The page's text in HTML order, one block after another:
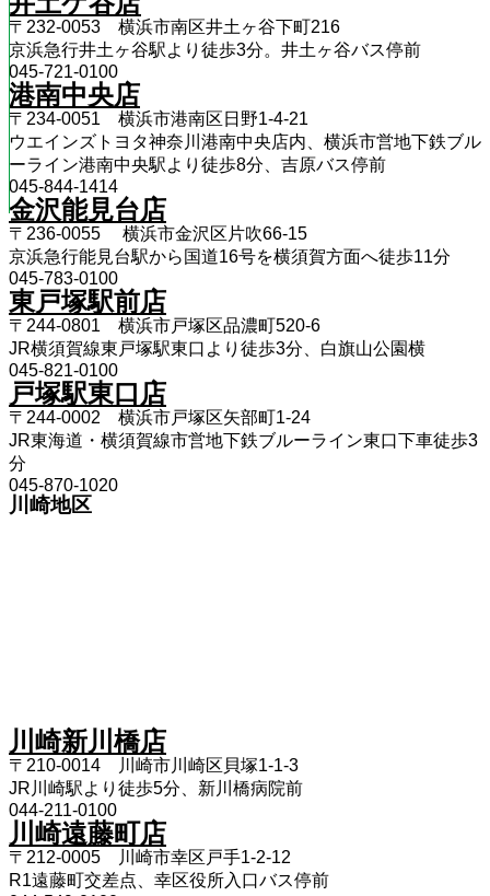
〒232-0053 横浜市南区井土ヶ谷下町216
京浜急行井土ヶ谷駅より徒歩3分。井土ヶ谷バス停前
045-721-0100
港南中央店
〒234-0051 横浜市港南区日野1-4-21
ウエインズトヨタ神奈川港南中央店内、横浜市営地下鉄ブル
ーライン港南中央駅より徒歩8分、吉原バス停前
045-844-1414
金沢能見台店
〒236-0055 横浜市金沢区片吹66-15
京浜急行能見台駅から国道16号を横須賀方面へ徒歩11分
045-783-0100
東戸塚駅前店
〒244-0801 横浜市戸塚区品濃町520-6
JR横須賀線東戸塚駅東口より徒歩3分、白旗山公園横
045-821-0100
戸塚駅東口店
〒244-0002 横浜市戸塚区矢部町1-24
JR東海道・横須賀線市営地下鉄ブルーライン東口下車徒歩3
分
045-870-1020
川崎地区
川崎新川橋店
〒210-0014 川崎市川崎区貝塚1-1-3
JR川崎駅より徒歩5分、新川橋病院前
044-211-0100
川崎遠藤町店
〒212-0005 川崎市幸区戸手1-2-12
R1遠藤町交差点、幸区役所入口バス停前